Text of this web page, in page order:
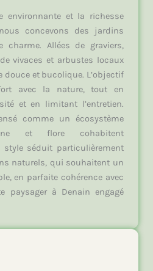
environnante et la richesse
concevons des jardins
charme. Allées de graviers,
vivaces et arbustes locaux
douce et bucolique. L’objectif
avec la nature, tout en
et en limitant l’entretien.
comme un écosystème
et flore cohabitent
style séduit particulièrement
naturels, qui souhaitent un
en parfaite cohérence avec
paysager à Denain engagé